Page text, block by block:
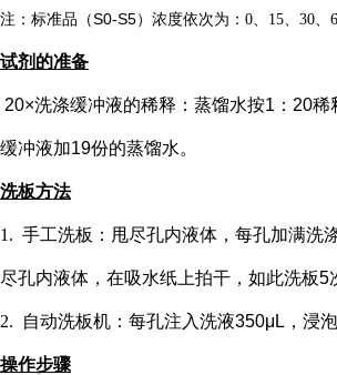
注：标准品（S0-S5）浓度依次为： 0、15、30、
试剂的准备
20×洗涤缓冲液的稀释：蒸馏水按1：20稀
缓冲液加19份的蒸馏水。
洗板方法
1. 手工洗板：甩尽孔内液体，每孔加满洗
尽孔内液体，在吸水纸上拍干，如此洗板5
2. 自动洗板机：每孔注入洗液350μL，浸
操作步骤